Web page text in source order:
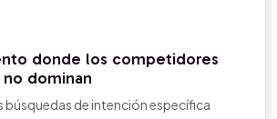
donde los competidores
dominan
búsquedas de intención específica